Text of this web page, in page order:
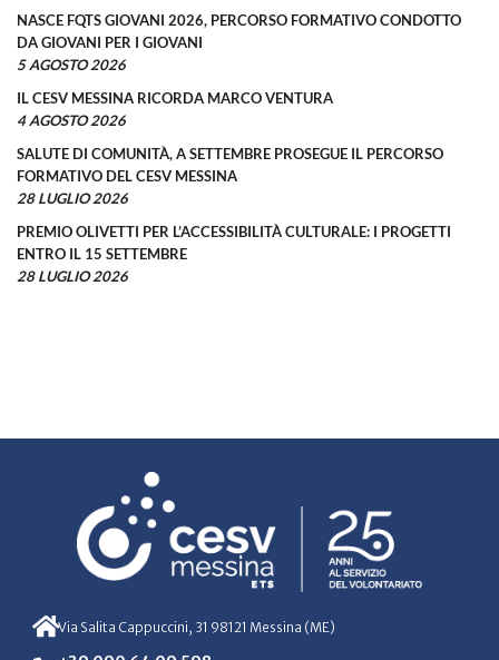
NASCE FQTS GIOVANI 2026, PERCORSO FORMATIVO CONDOTTO
DA GIOVANI PER I GIOVANI
5 AGOSTO 2026
IL CESV MESSINA RICORDA MARCO VENTURA
4 AGOSTO 2026
SALUTE DI COMUNITÀ, A SETTEMBRE PROSEGUE IL PERCORSO
FORMATIVO DEL CESV MESSINA
28 LUGLIO 2026
PREMIO OLIVETTI PER L’ACCESSIBILITÀ CULTURALE: I PROGETTI
ENTRO IL 15 SETTEMBRE
28 LUGLIO 2026
Via Salita Cappuccini, 31 98121 Messina (ME)